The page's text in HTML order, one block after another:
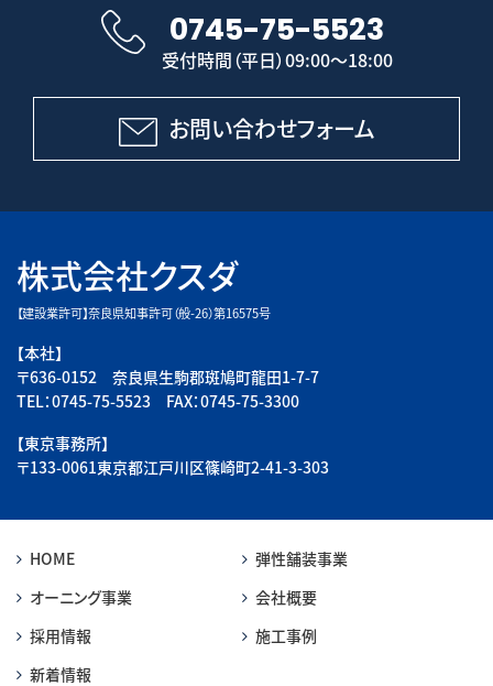
0745-75-5523
受付時間（平日）09:00～18:00
お問い合わせフォーム
株式会社クスダ
【建設業許可】奈良県知事許可（般-26）第16575号
【本社】
〒636-0152 奈良県生駒郡斑鳩町龍田1-7-7
TEL：0745-75-5523 FAX：0745-75-3300
【東京事務所】
〒133-0061東京都江戸川区篠崎町2-41-3-303
HOME
弾性舗装事業
オーニング事業
会社概要
採用情報
施工事例
新着情報